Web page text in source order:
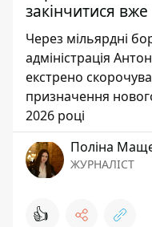
закінчитися вже
Через мільярдні
адміністрація
екстрено
призначення
2026 році
Поліна
ЖУРНАЛІСТ
👍